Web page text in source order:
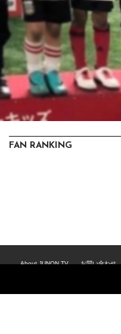
FAN RANKING
About JUNON TV お問い合わせ